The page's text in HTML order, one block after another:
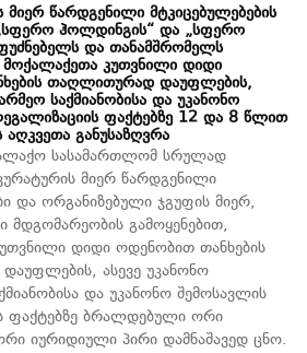
წარდგენილი მტკიცებულებების
ჰოლდინგის“ და „სფერო
და თანამშრომელს
კუთვნილი დიდი
თაღლითურად დაუფლების,
საქმიანობისა და უკანონო
ფაქტებზე 12 და 8 წლით
განუსაზღვრა
სასამართლომ სრულად
მიერ წარდგენილი
და ორგანიზებული ჯგუფის მიერ,
მდგომარეობის გამოყენებით,
დიდი ოდენობით თანხების
ასევე უკანონო
და უკანონო შემოსავლის
ფაქტებზე ბრალდებული ორი
იურიდიული პირი დამნაშავედ ცნო.